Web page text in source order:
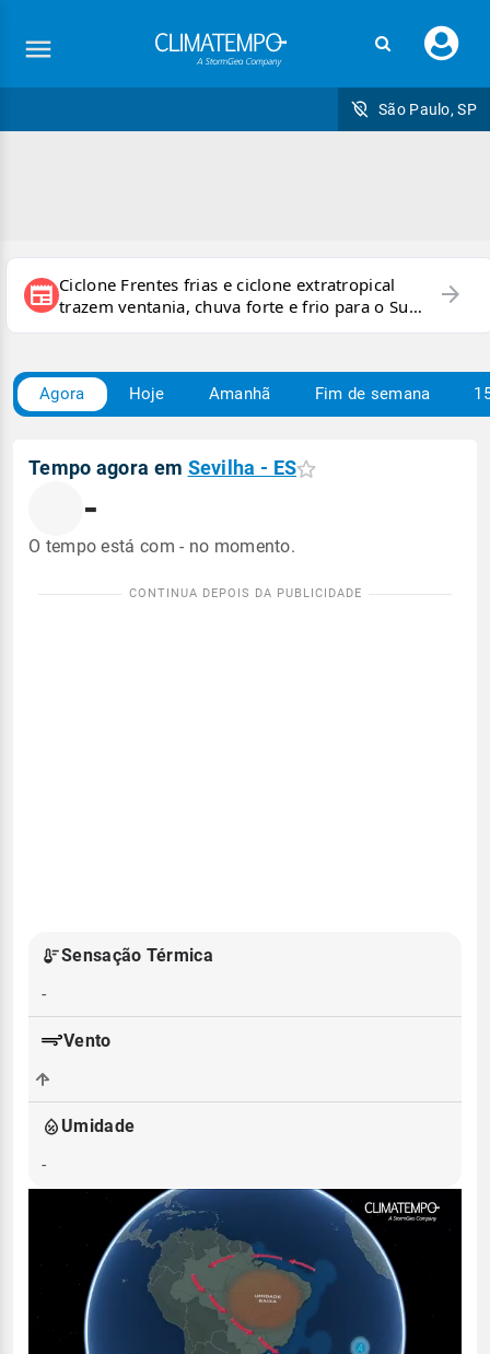
seu
São Paulo, SP
newspaper Ciclone Frentes frias e ciclone extratropical
trazem ventania, chuva forte e frio para o Sul
e Sudeste
arrow_forward
Agora Hoje Amanhã Fim de semana
Tempo agora em Sevilha - ES
-
O tempo está com - no momento.
Sensação Térmica
-
Vento
-
Umidade
-